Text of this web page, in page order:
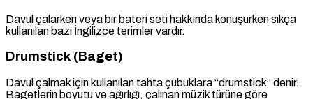
Davul çalarken veya bir bateri seti hakkında konuşurken sıkça
kullanılan bazı İngilizce terimler vardır.
Drumstick (Baget)
Davul çalmak için kullanılan tahta çubuklara “drumstick” denir.
Bagetlerin boyutu ve ağırlığı, çalınan müzik türüne göre